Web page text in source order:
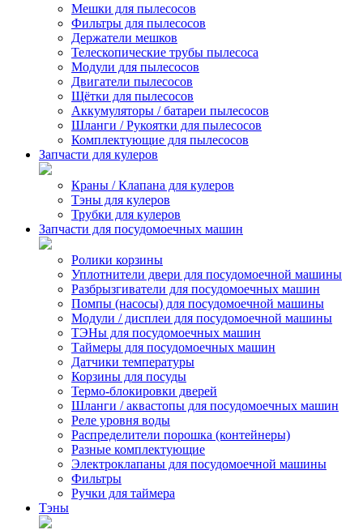
Мешки для пылесосов
Фильтры для пылесосов
Держатели мешков
Телескопические трубы пылесоса
Модули для пылесосов
Двигатели пылесосов
Щётки для пылесосов
Аккумуляторы / батареи пылесосов
Шланги / Рукоятки для пылесосов
Комплектующие для пылесосов
Запчасти для кулеров
Краны / Клапана для кулеров
Тэны для кулеров
Трубки для кулеров
Запчасти для посудомоечных машин
Ролики корзины
Уплотнители двери для посудомоечной машины
Разбрызгиватели для посудомоечных машин
Помпы (насосы) для посудомоечной машины
Модули / дисплеи для посудомоечной машины
ТЭНы для посудомоечных машин
Таймеры для посудомоечных машин
Датчики температуры
Корзины для посуды
Термо-блокировки дверей
Шланги / аквастопы для посудомоечных машин
Реле уровня воды
Распределители порошка (контейнеры)
Разные комплектующие
Электроклапаны для посудомоечной машины
Фильтры
Ручки для таймера
Тэны